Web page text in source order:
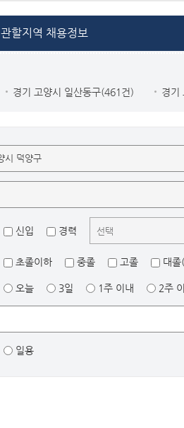
관할지역 채용정보
경기 고양시 일산동구(461건) 경기
신입 경력
초졸이하 중졸 고졸 대
오늘 3일 1주 이내 2주
일용